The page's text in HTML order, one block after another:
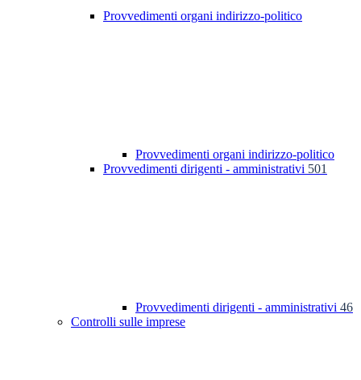
Provvedimenti organi indirizzo-politico
Provvedimenti organi indirizzo-politico
Provvedimenti dirigenti - amministrativi 501
Provvedimenti dirigenti - amministrativi 46
Controlli sulle imprese